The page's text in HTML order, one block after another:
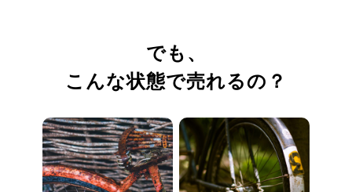
でも、
こんな状態で売れるの？